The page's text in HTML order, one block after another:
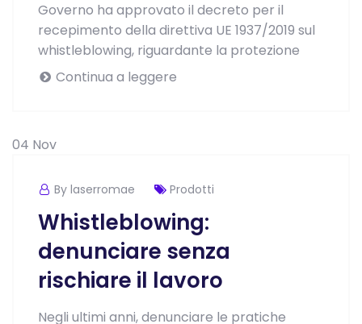
Governo ha approvato il decreto per il
recepimento della direttiva UE 1937/2019 sul
whistleblowing, riguardante la protezione
Continua a leggere
04 Nov
By laserromae Prodotti
Whistleblowing:
denunciare senza
rischiare il lavoro
Negli ultimi anni, denunciare le pratiche